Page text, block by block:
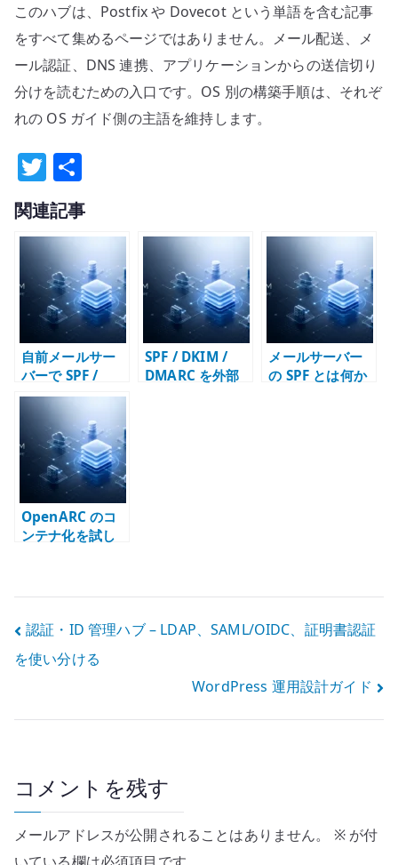
このハブは、Postfix や Dovecot という単語を含む記事
をすべて集めるページではありません。メール配送、メ
ール認証、DNS 連携、アプリケーションからの送信切り
分けを読むための入口です。OS 別の構築手順は、それぞ
れの OS ガイド側の主語を維持します。
T
w
it
te
r
有
関連記事
自前メールサー
バーで SPF /
DKIM / DMARC
が必要になる理
SPF / DKIM /
DMARC を外部
メールサーバー
の SPF とは何か
OpenARC のコ
ンテナ化を試し
投
稿
ゲ
ー
シ
認証・ID 管理ハブ – LDAP、SAML/OIDC、証明書認証
を使い分ける
WordPress 運用設計ガイド
コメントを残す
メールアドレスが公開されることはありません。 ※が付